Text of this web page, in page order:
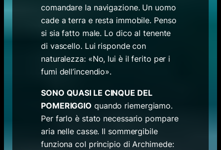
comandare la navigazione. Un uomo
cade a terra e resta immobile. Penso
si sia fatto male. Lo dico al tenente
di vascello. Lui risponde con
naturalezza: «No, lui è il ferito per i
fumi dell’incendio».
SONO QUASI LE CINQUE DEL
POMERIGGIO quando riemergiamo.
Per farlo è stato necessario pompare
aria nelle casse. Il sommergibile
funziona col principio di Archimede: